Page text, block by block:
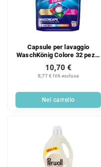
Capsule per lavaggio
WaschKönig Colore 32 pezzi
8,77 € IVA esclusa
10,70 €
Nel carrello